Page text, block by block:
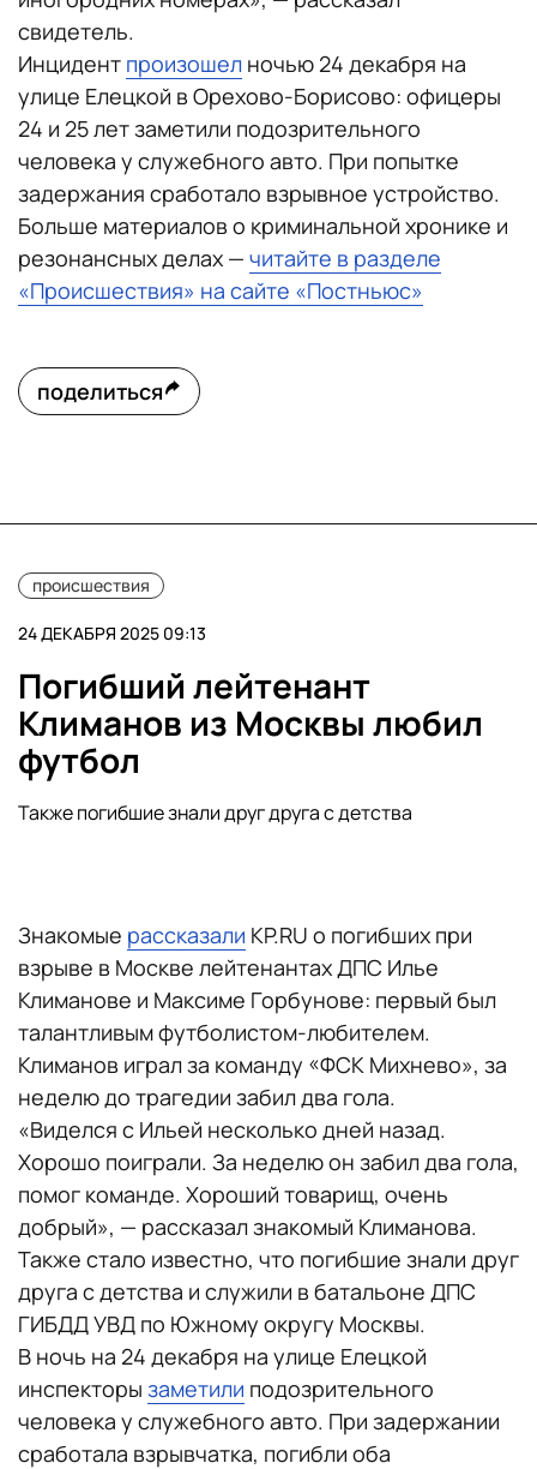
свидетель.
Инцидент произошел ночью 24 декабря на
улице Елецкой в Орехово-Борисово: офицеры
24 и 25 лет заметили подозрительного
человека у служебного авто. При попытке
задержания сработало взрывное устройство.
Больше материалов о криминальной хронике и
резонансных делах — читайте в разделе
«Происшествия» на сайте «Постньюс»
поделиться
происшествия
24 ДЕКАБРЯ 2025 09:13
Погибший лейтенант
Климанов из Москвы любил
футбол
Также погибшие знали друг друга с детства
Знакомые рассказали KP.RU о погибших при
взрыве в Москве лейтенантах ДПС Илье
Климанове и Максиме Горбунове: первый был
талантливым футболистом-любителем.
Климанов играл за команду «ФСК Михнево», за
неделю до трагедии забил два гола.
«Виделся с Ильей несколько дней назад.
Хорошо поиграли. За неделю он забил два гола,
помог команде. Хороший товарищ, очень
добрый», — рассказал знакомый Климанова.
Также стало известно, что погибшие знали друг
друга с детства и служили в батальоне ДПС
ГИБДД УВД по Южному округу Москвы.
В ночь на 24 декабря на улице Елецкой
инспекторы заметили подозрительного
человека у служебного авто. При задержании
сработала взрывчатка, погибли оба